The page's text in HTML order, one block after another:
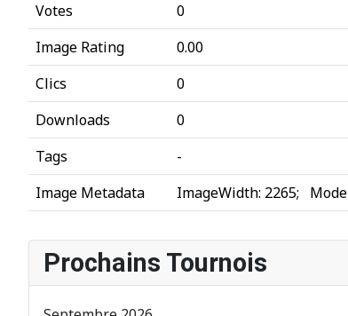
Prochains Tournois
Votes
0
Image Rating
0.00
Clics
0
Downloads
0
Tags
-
Image Metadata
ImageWidth: 2265;